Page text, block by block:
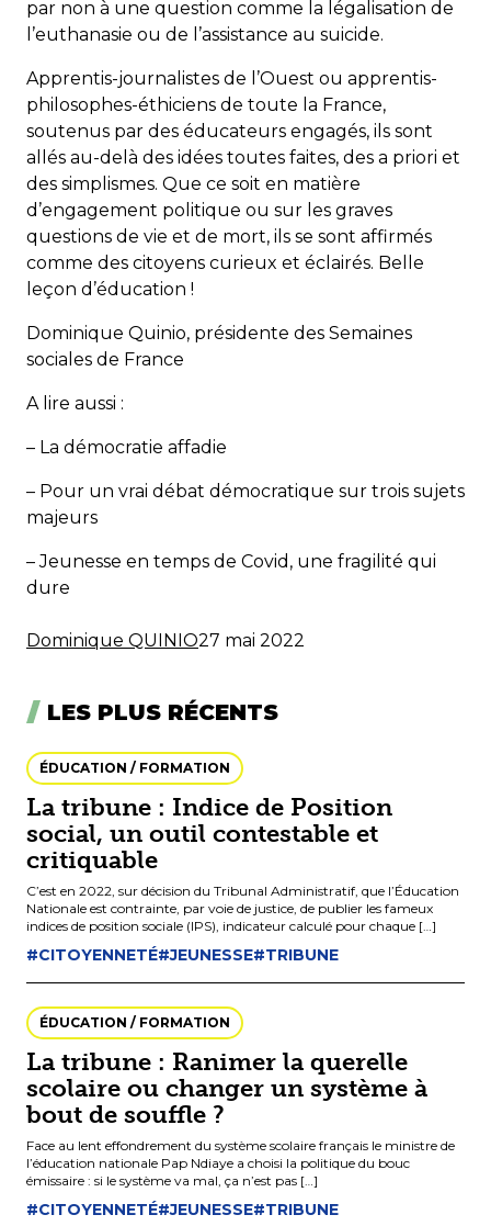
par non à une question comme la légalisation de
l’euthanasie ou de l’assistance au suicide.
Apprentis-journalistes de l’Ouest ou apprentis-
philosophes-éthiciens de toute la France,
soutenus par des éducateurs engagés, ils sont
allés au-delà des idées toutes faites, des a priori et
des simplismes. Que ce soit en matière
d’engagement politique ou sur les graves
questions de vie et de mort, ils se sont affirmés
comme des citoyens curieux et éclairés. Belle
leçon d’éducation !
Dominique Quinio, présidente des Semaines
sociales de France
A lire aussi :
– La démocratie affadie
– Pour un vrai débat démocratique sur trois sujets
majeurs
– Jeunesse en temps de Covid, une fragilité qui
dure
Dominique QUINIO27 mai 2022
LES PLUS RÉCENTS
ÉDUCATION / FORMATION
La tribune : Indice de Position
social, un outil contestable et
critiquable
C’est en 2022, sur décision du Tribunal Administratif, que l’Éducation
Nationale est contrainte, par voie de justice, de publier les fameux
indices de position sociale (IPS), indicateur calculé pour chaque […]
#CITOYENNETÉ#JEUNESSE#TRIBUNE
ÉDUCATION / FORMATION
La tribune : Ranimer la querelle
scolaire ou changer un système à
bout de souffle ?
Face au lent effondrement du système scolaire français le ministre de
l’éducation nationale Pap Ndiaye a choisi la politique du bouc
émissaire : si le système va mal, ça n’est pas […]
#CITOYENNETÉ#JEUNESSE#TRIBUNE